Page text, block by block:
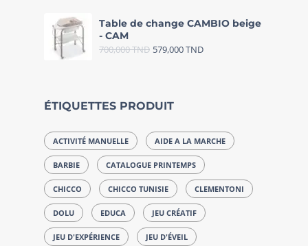
Table de change CAMBIO beige
- CAM
700,000TND 579,000TND
ÉTIQUETTES PRODUIT
ACTIVITÉ MANUELLE AIDE A LA MARCHE
BARBIE CATALOGUE PRINTEMPS
CHICCO CHICCO TUNISIE CLEMENTONI
DOLU EDUCA JEU CRÉATIF
JEU D'EXPÉRIENCE JEU D'ÉVEIL